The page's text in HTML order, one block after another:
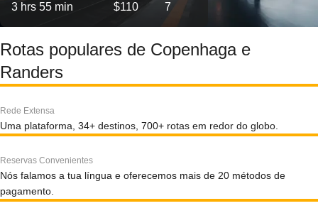
3 hrs 55 min $110 7
Rotas populares de Copenhaga e
Randers
Rede Extensa
Uma plataforma, 34+ destinos, 700+ rotas em redor do globo.
Reservas Convenientes
Nós falamos a tua língua e oferecemos mais de 20 métodos de
pagamento.